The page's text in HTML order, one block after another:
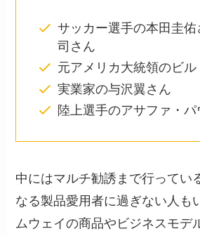
サッカー選手の本田圭
司さん
元アメリカ大統領のビ
実業家の与沢翼さん
陸上選手のアサファ・
中にはマルチ勧誘まで行ってい
なる製品愛用者に過ぎない人も
ムウェイの商品やビジネスモデ